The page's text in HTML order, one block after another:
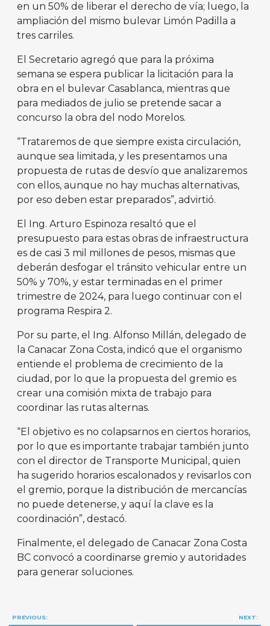
en un 50% de liberar el derecho de vía; luego, la
ampliación del mismo bulevar Limón Padilla a
tres carriles.
El Secretario agregó que para la próxima
semana se espera publicar la licitación para la
obra en el bulevar Casablanca, mientras que
para mediados de julio se pretende sacar a
concurso la obra del nodo Morelos.
“Trataremos de que siempre exista circulación,
aunque sea limitada, y les presentamos una
propuesta de rutas de desvío que analizaremos
con ellos, aunque no hay muchas alternativas,
por eso deben estar preparados”, advirtió.
El Ing. Arturo Espinoza resaltó que el
presupuesto para estas obras de infraestructura
es de casi 3 mil millones de pesos, mismas que
deberán desfogar el tránsito vehicular entre un
50% y 70%, y estar terminadas en el primer
trimestre de 2024, para luego continuar con el
programa Respira 2.
Por su parte, el Ing. Alfonso Millán, delegado de
la Canacar Zona Costa, indicó que el organismo
entiende el problema de crecimiento de la
ciudad, por lo que la propuesta del gremio es
crear una comisión mixta de trabajo para
coordinar las rutas alternas.
“El objetivo es no colapsarnos en ciertos horarios,
por lo que es importante trabajar también junto
con el director de Transporte Municipal, quien
ha sugerido horarios escalonados y revisarlos con
el gremio, porque la distribución de mercancías
no puede detenerse, y aquí la clave es la
coordinación”, destacó.
Finalmente, el delegado de Canacar Zona Costa
BC convocó a coordinarse gremio y autoridades
para generar soluciones.
Navegación
PREVIOUS: NEXT: